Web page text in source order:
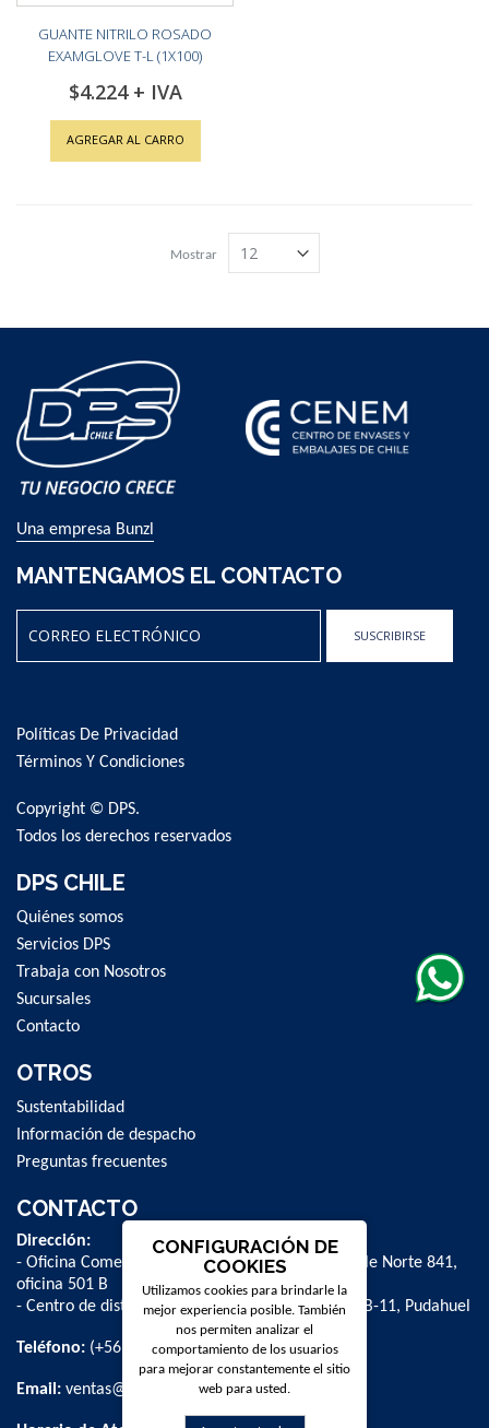
GUANTE NITRILO ROSADO
EXAMGLOVE T-L (1X100)
$4.224
AGREGAR AL CARRO
Mostrar
Una empresa Bunzl
MANTENGAMOS EL CONTACTO
Our
Newsletter:
SUSCRIBIRSE
Políticas De Privacidad
Términos Y Condiciones
Copyright © DPS.
Todos los derechos reservados
DPS CHILE
Quiénes somos
Servicios DPS
Trabaja con Nosotros
Sucursales
Contacto
OTROS
Sustentabilidad
Información de despacho
Preguntas frecuentes
CONTACTO
Dirección:
- Oficina Comercial y administrativa: Avenida Valle Norte 841,
oficina 501 B
- Centro de distribución: La Farfana 500, bodega B-11, Pudahuel
Teléfono: (+56 2) 2 584 8900
Email: ventas@dpschile.cl
CONFIGURACIÓN DE
COOKIES
Utilizamos cookies para brindarle la
mejor experiencia posible. También
nos permiten analizar el
comportamiento de los usuarios
para mejorar constantemente el sitio
web para usted.